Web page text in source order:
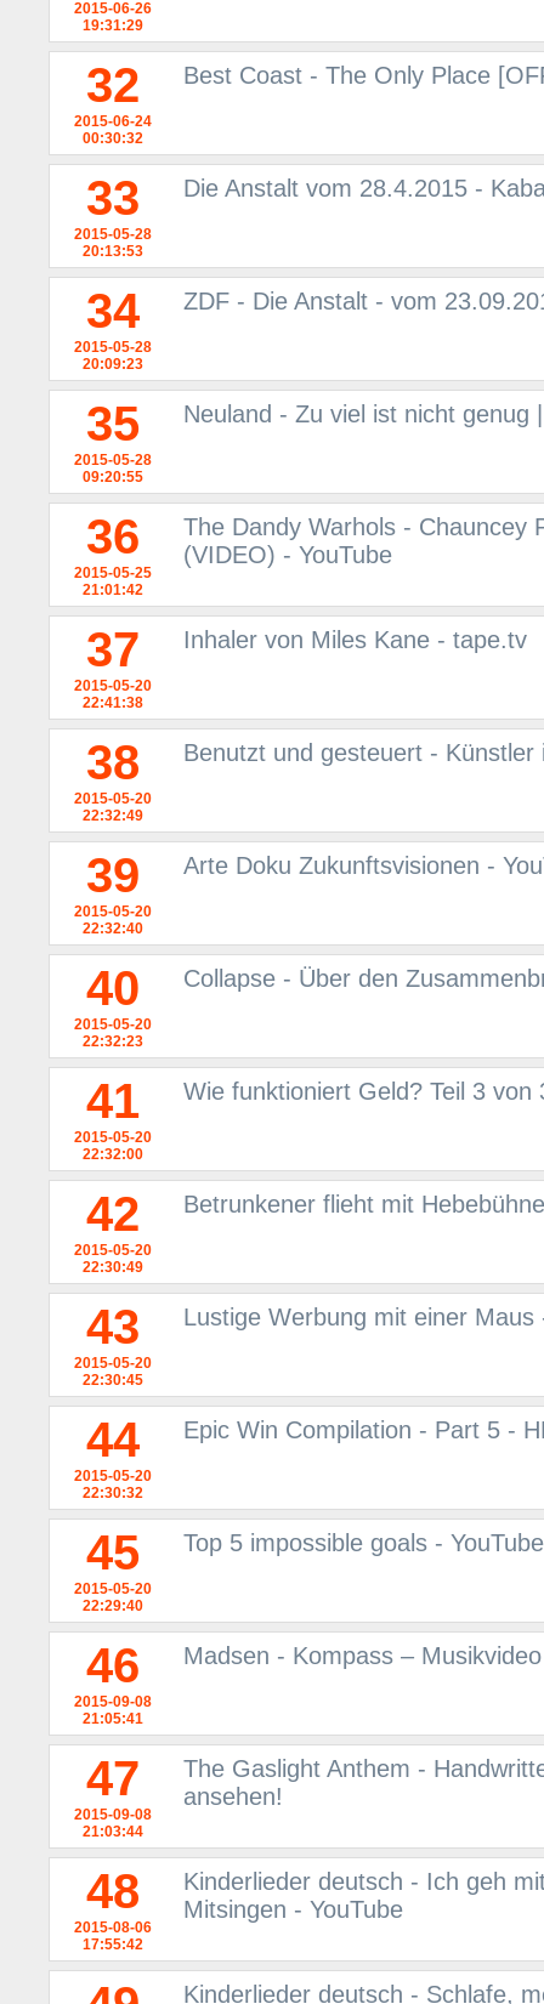
2015-06-26
19:31:29
32
2015-06-24
00:30:32
Best Coast - The Only Place
33
2015-05-28
20:13:53
Die Anstalt vom 28.4.2015 -
34
2015-05-28
20:09:23
ZDF - Die Anstalt - vom
35
2015-05-28
09:20:55
Neuland - Zu viel ist nicht genug
36
2015-05-25
21:01:42
The Dandy Warhols - Chauncey
(VIDEO) - YouTube
37
2015-05-20
22:41:38
Inhaler von Miles Kane - tape.tv
38
2015-05-20
22:32:49
Benutzt und gesteuert -
39
2015-05-20
22:32:40
Arte Doku Zukunftsvisionen -
40
2015-05-20
22:32:23
Collapse - Über den
41
2015-05-20
22:32:00
Wie funktioniert Geld? Teil 3 von
42
2015-05-20
22:30:49
Betrunkener flieht mit
43
2015-05-20
22:30:45
Lustige Werbung mit einer Maus
44
2015-05-20
22:30:32
Epic Win Compilation - Part 5 -
45
2015-05-20
22:29:40
Top 5 impossible goals - YouTube
46
2015-09-08
21:05:41
Madsen - Kompass –
47
2015-09-08
21:03:44
The Gaslight Anthem -
ansehen!
48
2015-08-06
17:55:42
Kinderlieder deutsch - Ich geh
Mitsingen - YouTube
Kinderlieder deutsch - Schlafe,